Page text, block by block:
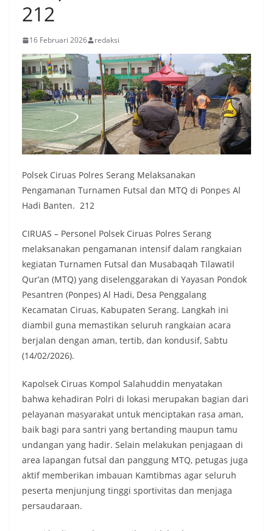
212
16 Februari 2026 redaksi
Polsek Ciruas Polres Serang Melaksanakan
Pengamanan Turnamen Futsal dan MTQ di Ponpes Al
Hadi Banten. 212
CIRUAS – Personel Polsek Ciruas Polres Serang
melaksanakan pengamanan intensif dalam rangkaian
kegiatan Turnamen Futsal dan Musabaqah Tilawatil
Qur’an (MTQ) yang diselenggarakan di Yayasan Pondok
Pesantren (Ponpes) Al Hadi, Desa Penggalang
Kecamatan Ciruas, Kabupaten Serang. Langkah ini
diambil guna memastikan seluruh rangkaian acara
berjalan dengan aman, tertib, dan kondusif, Sabtu
(14/02/2026).
Kapolsek Ciruas Kompol Salahuddin menyatakan
bahwa kehadiran Polri di lokasi merupakan bagian dari
pelayanan masyarakat untuk menciptakan rasa aman,
baik bagi para santri yang bertanding maupun tamu
undangan yang hadir. Selain melakukan penjagaan di
area lapangan futsal dan panggung MTQ, petugas juga
aktif memberikan imbauan Kamtibmas agar seluruh
peserta menjunjung tinggi sportivitas dan menjaga
persaudaraan.